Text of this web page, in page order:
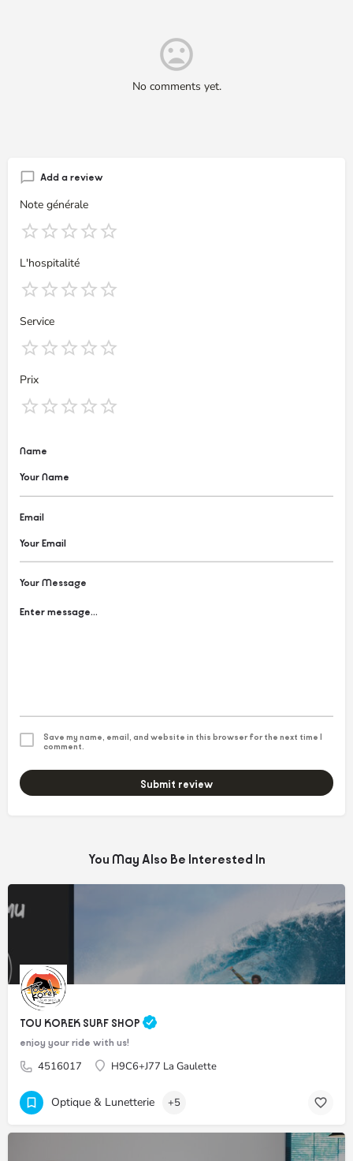
No comments yet.
Add a review
Note générale
L'hospitalité
Service
Prix
Name
Email
Your Message
Save my name, email, and website in this browser for the next time I
comment.
Submit review
You May Also Be Interested In
TOU KOREK SURF SHOP
enjoy your ride with us!
4516017 H9C6+J77 La Gaulette
Optique & Lunetterie +5